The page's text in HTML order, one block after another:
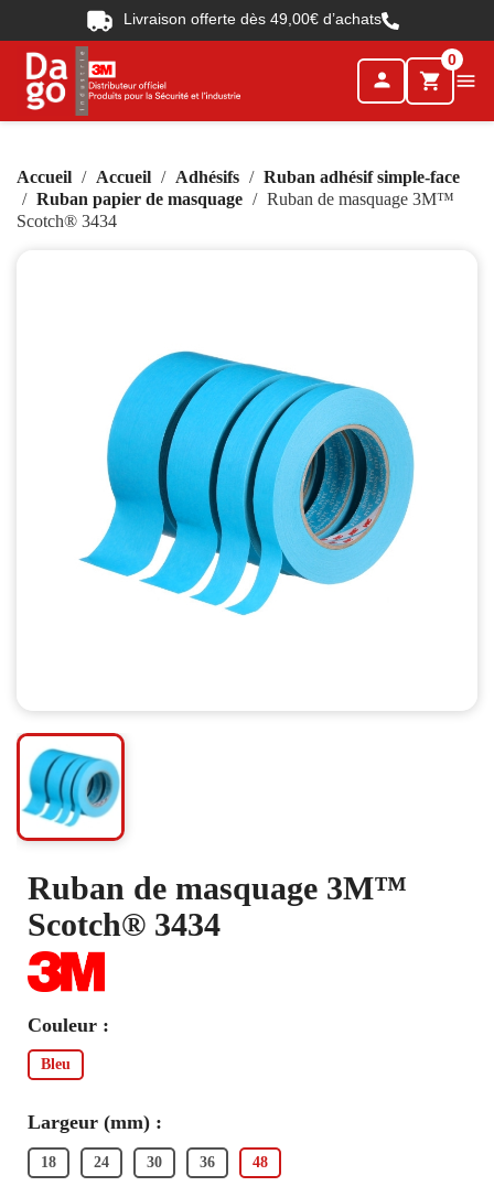
Livraison offerte dès 49,00€ d’achats
person shopping_cart
0

Accueil Accueil Adhésifs
Ruban adhésif simple-face
Ruban papier de masquage
Ruban de masquage 3M™
Scotch® 3434
Ruban de masquage 3M™
Scotch® 3434
Couleur :
Bleu
Largeur (mm) :
18 24 30 36 48